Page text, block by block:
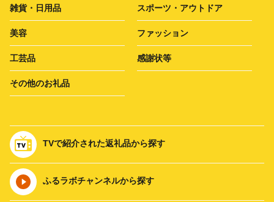
雑貨・日用品 スポーツ・アウトドア
美容 ファッション
工芸品 感謝状等
その他のお礼品
TVで紹介された返礼品から探す
ふるラボチャンネルから探す